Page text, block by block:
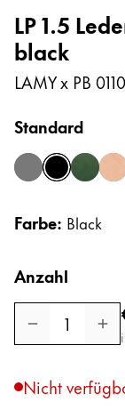
Etuis
Notizbücher
Geschenk-
Gravur
Inspiration
LAMY
Urban
LAMY x
Lettering
Afrika
Diese
South Africa
English
Asien-Pazifik
Diese
Australia
English
China
South Korea
한국어
New
Philippines
LP 1.5
black
LAMY x PB 0110
Standard
asphaltblackfrosty
Farbe: Black
Anzahl
1
Nicht